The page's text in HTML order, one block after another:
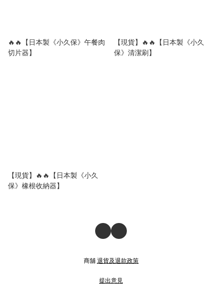
🔥🔥【日本製《小久保》午餐肉
切片器】
【現貨】🔥🔥【日本製《小久
保》清潔刷】
【現貨】🔥🔥【日本製《小久
保》橡根收納器】
商舖 退貨及退款政策
提出意見